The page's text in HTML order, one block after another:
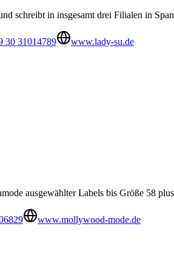
schreibt in insgesamt drei Filialen in
30 31014789
www.lady-su.de
ausgewählter Labels bis Größe 58
www.mollywood-mode.de